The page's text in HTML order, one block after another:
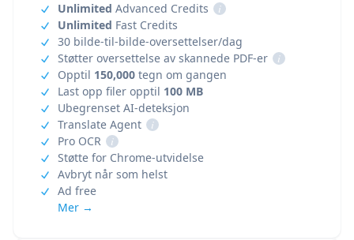
Unlimited Advanced Credits
i
Unlimited Fast Credits
30 bilde-til-bilde-oversettelser/dag
Støtter oversettelse av skannede PDF-er
i
Opptil 150,000 tegn om gangen
Last opp filer opptil 100 MB
Ubegrenset AI-deteksjon
Translate Agent
i
Pro OCR
i
Støtte for Chrome-utvidelse
Avbryt når som helst
Ad free
Mer →